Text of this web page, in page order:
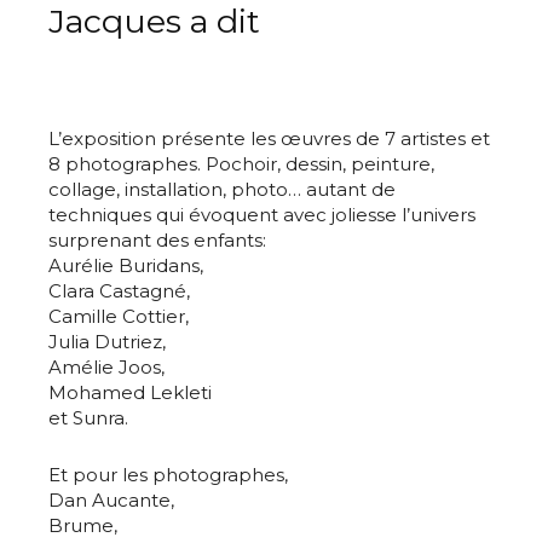
Jacques a dit
L’exposition présente les œuvres de 7 artistes et
8 photographes. Pochoir, dessin, peinture,
collage, installation, photo… autant de
techniques qui évoquent avec joliesse l’univers
surprenant des enfants:
Aurélie Buridans,
Clara Castagné,
Camille Cottier,
Julia Dutriez,
Amélie Joos,
Mohamed Lekleti
et Sunra.
Et pour les photographes,
Dan Aucante,
Brume,